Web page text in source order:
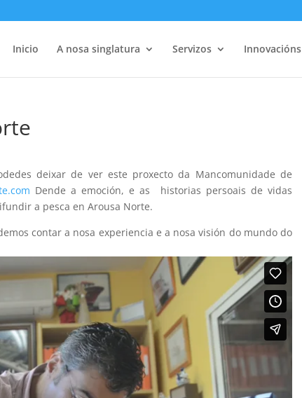
Inicio A nosa singlatura Servizos Innovacións
deixar de ver este proxecto da Mancomunidade de
Dende a emoción, e as historias persoais de vidas
a pesca en Arousa Norte.
contar a nosa experiencia e a nosa visión do mundo do